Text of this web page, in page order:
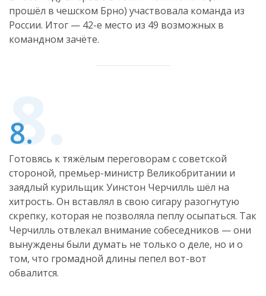
прошёл в чешском Брно) участвовала команда из
России. Итог — 42-е место из 49 возможных в
командном зачёте.
Готовясь к тяжёлым переговорам с советской
стороной, премьер-министр Великобритании и
заядлый курильщик Уинстон Черчилль шёл на
хитрость. Он вставлял в свою сигару разогнутую
скрепку, которая не позволяла пеплу осыпаться. Так
Черчилль отвлекал внимание собеседников — они
вынуждены были думать не только о деле, но и о
том, что громадной длины пепел вот-вот
обвалится.